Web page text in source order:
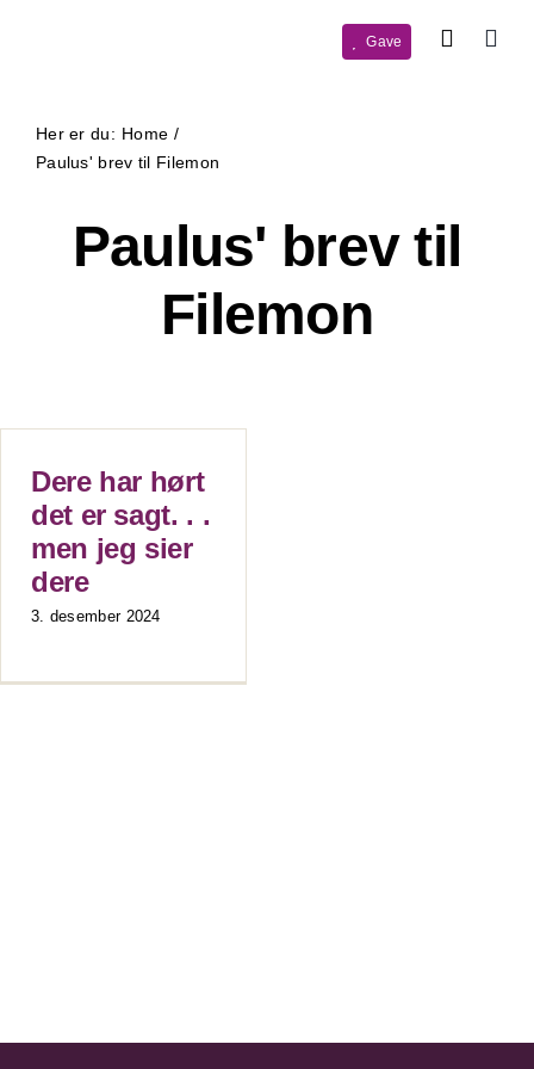
Gave
Her er du: Home
Paulus' brev til Filemon
Paulus' brev til
Filemon
Dere har hørt
det er sagt. . .
men jeg sier
dere
3. desember 2024